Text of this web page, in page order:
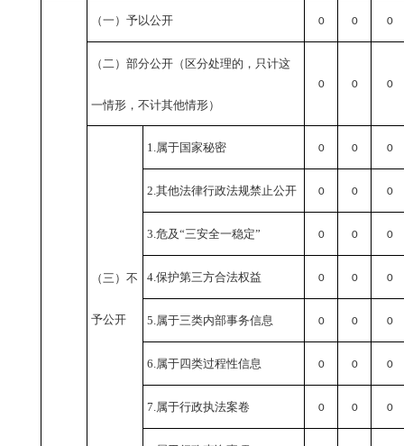
（一）予以公开 0 0 0
（二）部分公开（区分处理的，只计这
一情形，不计其他情形）
0 0 0
（三）不
予公开
1.属于国家秘密 0 0 0
2.其他法律行政法规禁止公开 0 0 0
3.危及“三安全一稳定” 0 0 0
4.保护第三方合法权益 0 0 0
5.属于三类内部事务信息 0 0 0
6.属于四类过程性信息 0 0 0
7.属于行政执法案卷 0 0 0